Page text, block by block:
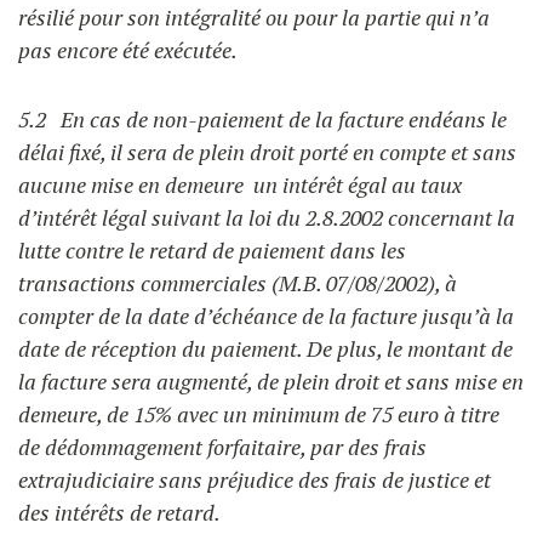
résilié pour son intégralité ou pour la partie qui n’a
pas encore été exécutée.
5.2 En cas de non-paiement de la facture endéans le
délai fixé, il sera de plein droit porté en compte et sans
aucune mise en demeure un intérêt égal au taux
d’intérêt légal suivant la loi du 2.8.2002 concernant la
lutte contre le retard de paiement dans les
transactions commerciales (M.B. 07/08/2002), à
compter de la date d’échéance de la facture jusqu’à la
date de réception du paiement. De plus, le montant de
la facture sera augmenté, de plein droit et sans mise en
demeure, de 15% avec un minimum de 75 euro à titre
de dédommagement forfaitaire, par des frais
extrajudiciaire sans préjudice des frais de justice et
des intérêts de retard.